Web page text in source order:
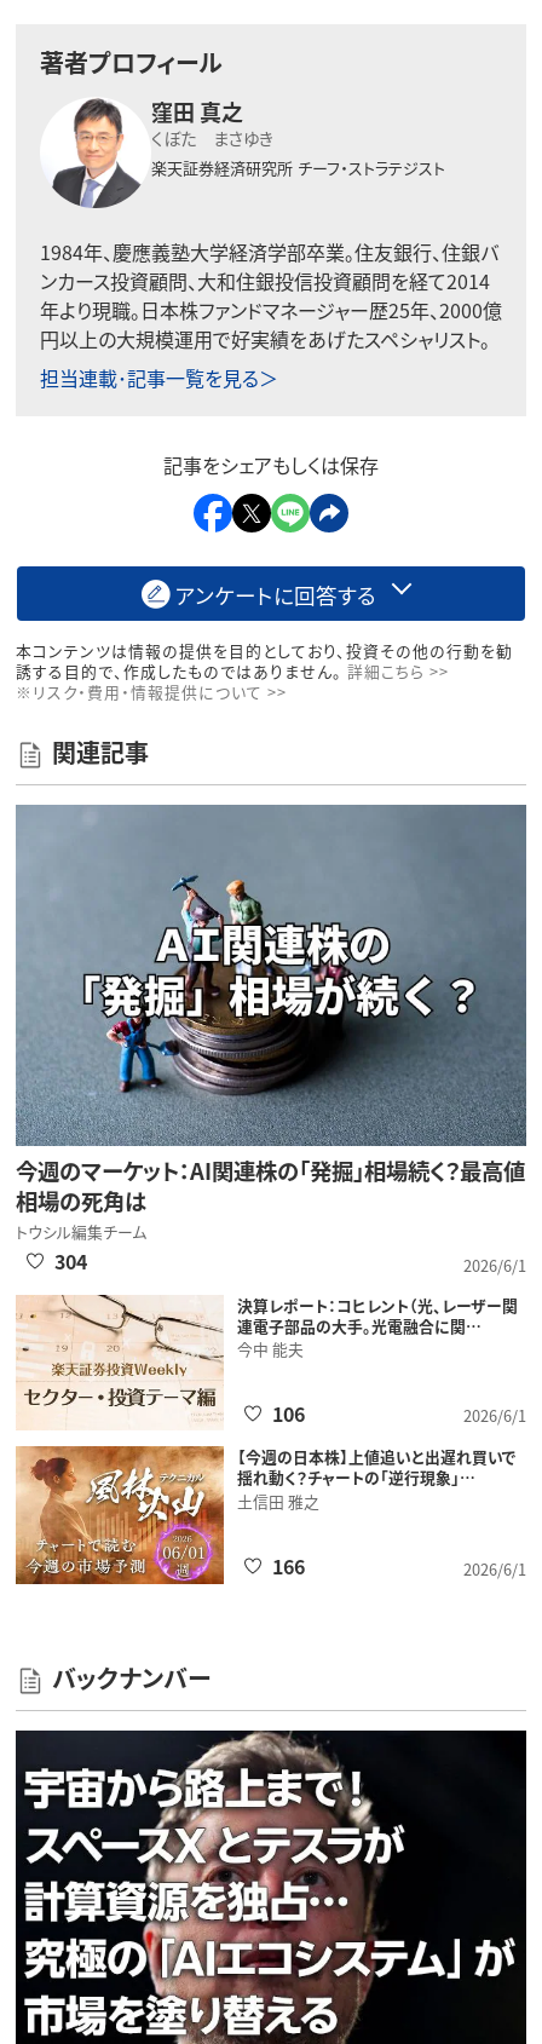
著者プロフィール
窪田 真之
くぼた まさゆき
楽天証券経済研究所 チーフ・ストラテジスト
1984年、慶應義塾大学経済学部卒業。住友銀行、住銀バ
ンカース投資顧問、大和住銀投信投資顧問を経て2014
年より現職。日本株ファンドマネージャー歴25年、2000億
円以上の大規模運用で好実績をあげたスペシャリスト。
担当連載･記事一覧を見る＞
記事をシェアもしくは保存
アンケートに回答する
本コンテンツは情報の提供を目的としており、投資その他の行動を勧
誘する目的で、作成したものではありません。 詳細こちら >>
※リスク・費用・情報提供について >>
関連記事
今週のマーケット：AI関連株の「発掘」相場続く？最高値
相場の死角は
トウシル編集チーム
2026/6/1
304
決算レポート：コヒレント（光、レーザー関
連電子部品の大手。光電融合に関…
今中 能夫
2026/6/1
106
【今週の日本株】上値追いと出遅れ買いで
揺れ動く？チャートの「逆行現象」…
土信田 雅之
2026/6/1
166
バックナンバー